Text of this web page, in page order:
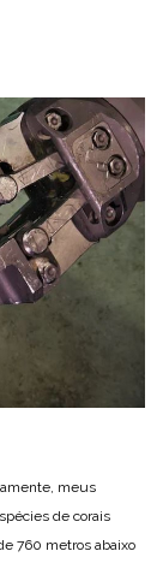
meus
de corais
760 metros abaixo